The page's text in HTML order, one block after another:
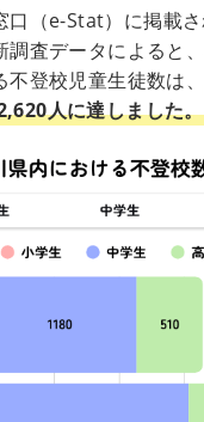
口（e-Stat）に掲載
査データによると
不登校児童生徒数は
人に達しました。